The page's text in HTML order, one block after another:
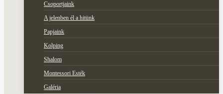
Csoportjaink
A jelenben él a hitünk
Papjaink
Kolping
Shalom
Montessori Esték
Galéria